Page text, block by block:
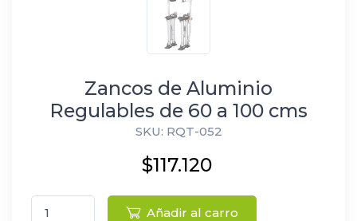
Zancos de Aluminio
Regulables de 60 a 100 cms
SKU: RQT-052
$117.120
Añadir al carro